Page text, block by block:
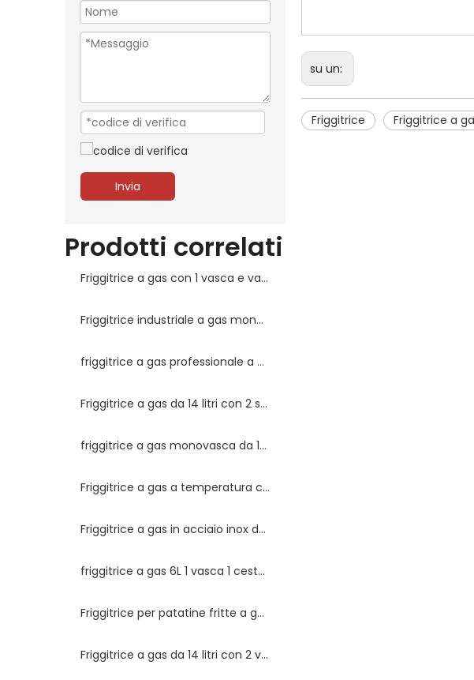
Invia
Prodotti correlati
Friggitrice a gas con 1 vasca e valvola Minisit
Friggitrice industriale a gas monovasca 1 cestello con 3 fuochi
friggitrice a gas professionale a vasca singola
Friggitrice a gas da 14 litri con 2 serbatoi
friggitrice a gas monovasca da 14 lt
Friggitrice a gas a temperatura controllata 3 tubi 35L
Friggitrice a gas in acciaio inox da 30 litri, 1 vasca e 2 cestelli
friggitrice a gas 6L 1 vasca 1 cestello a Guangzhou
Friggitrice per patatine fritte a gas con doppio serbatoio 6L+6L
Friggitrice a gas da 14 litri con 2 vasche
su un:
Friggitrice Friggitrice a